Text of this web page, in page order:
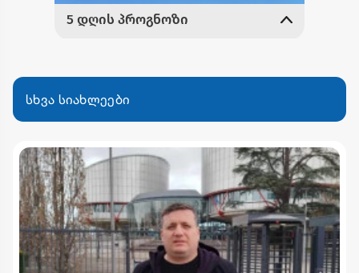
სხვა სიახლეები